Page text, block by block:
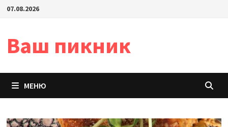
Перейти
07.08.2026
Ваш пикник
МЕНЮ